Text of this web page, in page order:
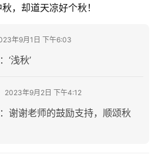
，却道天凉好个秋！
年9月1日 下午6:03
： ‘浅秋’
2023年9月2日 下午4:12
： 谢谢老师的鼓励支持，顺颂秋